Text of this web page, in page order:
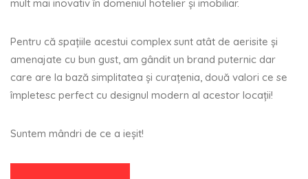
mult mai inovativ în domeniul hotelier şi imobiliar.
Pentru că spaţiile acestui complex sunt atât de aerisite şi
amenajate cu bun gust, am gândit un brand puternic dar
care are la bază simplitatea şi curaţenia, două valori ce se
împletesc perfect cu designul modern al acestor locaţii!
Suntem mândri de ce a ieşit!